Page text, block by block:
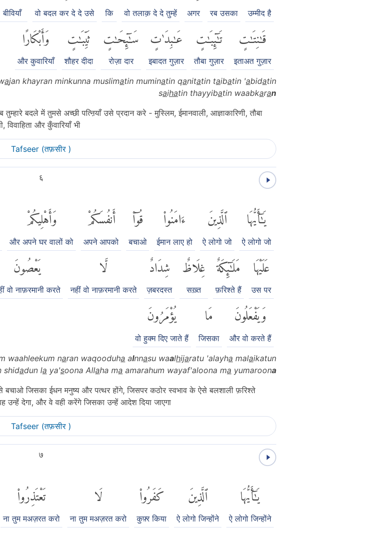
उम्मीद है
रब उसका
अगर
वो तलाक़ दे दे तुम्हें
कि
वो बदल कर दे दे उसे
बीवियाँ
قَٰنِتَٰتٍ
इताअत गुज़ार
تَٰٓئِبَٰتٍ
तौबा गुज़ार
عَٰبِدَٰتٍ
इबादत गुज़ार
سَٰٓئِحَٰتٍ
रोज़ा दार
ثَيِّبَٰتٍ
शौहर दीदा
وَأَبْكَارًا
और कुवारियाँ
ajan khayran minkunna muslimatin muminatin qanitatin taibatin 'abidatin
saihatin thayyibatin waabkaran
बदले में तुमसे अच्छी पत्ऩियाँ उसे प्रदान करे - मुस्लिम, ईमानवाली, आज्ञाकारिणी, तौबा
और कुँवारियाँ भी
Tafseer (तफ़सीर )
६
يَٰٓأَيُّهَا
ऐ लोगो जो
ٱلَّذِينَ
ऐ लोगो जो
ءَامَنُوا۟
ईमान लाए हो
قُوٓا۟
बचाओ
أَنفُسَكُمْ
अपने आपको
وَأَهْلِيكُمْ
और अपने घर वालों को
عَلَيْهَا
उस पर
مَلَٰٓئِكَةٌ
फ़रिश्ते हैं
غِلَاظٌ
सख़्त
شِدَادٌ
ज़बरदस्त
لَّا
नहीं वो नाफ़रमानी करते
يَعْصُونَ
वो नाफ़रमानी करते
وَيَفْعَلُونَ
और वो करते हैं
مَا
जिसका
يُؤْمَرُونَ
वो हुक्म दिए जाते हैं
waahleekum naran waqooduha alnnasu waalhijaratu 'alayha malaikatun
shidadun la ya'soona Allaha ma amarahum wayaf'aloona ma yumaroona
जिसका ईधन मनुष्य और पत्थर होंगे, जिसपर कठोर स्वभाव के ऐसे बलशाली फ़रिश्ते
उन्हें देगा, और वे वही करेंगे जिसका उन्हें आदेश दिया जाएगा
Tafseer (तफ़सीर )
७
يَٰٓأَيُّهَا
ऐ लोगो जिन्होंने
ٱلَّذِينَ
ऐ लोगो जिन्होंने
كَفَرُوا۟
कुफ़्र किया
لَا
ना तुम मअज़रत करो
تَعْتَذِرُوا۟
ना तुम मअज़रत करो